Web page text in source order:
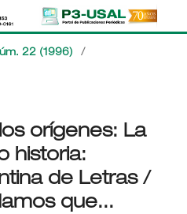
22 (1996) /
orígenes: La
historia:
de Letras /
que...